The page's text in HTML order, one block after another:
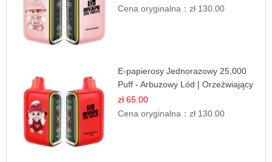
Cena oryginalna：zł 130.00
E-papierosy Jednorazowy 25,000
Puff - Arbuzowy Lód | Orzeźwiający
Smak
zł 65.00
Cena oryginalna：zł 130.00